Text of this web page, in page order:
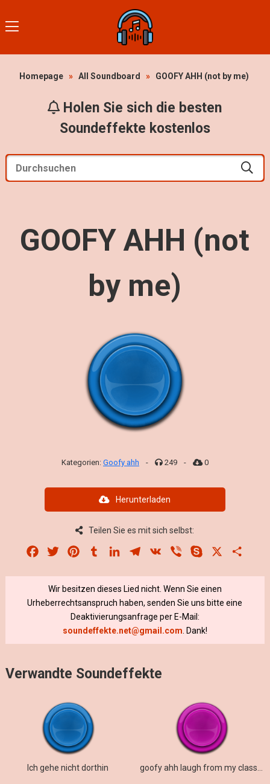
Homepage » All Soundboard » GOOFY AHH (not by me)
Holen Sie sich die besten
Soundeffekte kostenlos
GOOFY AHH (not
by me)
Kategorien: Goofy ahh - 249 - 0
Herunterladen
Teilen Sie es mit sich selbst:
Facebook
Twitter PinterestTumblrLinkedInTelegram
VK Viber Skype
Wir besitzen dieses Lied nicht. Wenn Sie einen
Urheberrechtsanspruch haben, senden Sie uns bitte eine
Deaktivierungsanfrage per E-Mail:
soundeffekte.net@gmail.com . Dank!
Verwandte Soundeffekte
Ich gehe nicht dorthin